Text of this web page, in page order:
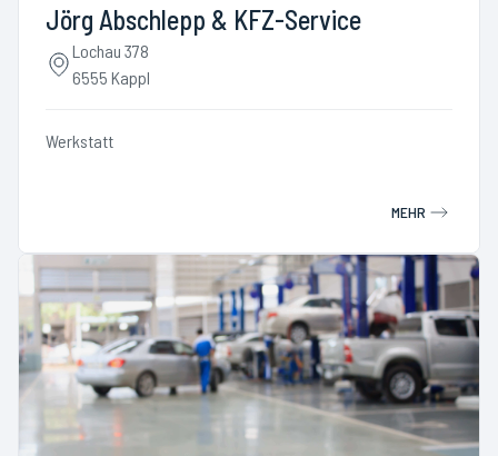
Jörg Abschlepp & KFZ-Service
Lochau 378
6555 Kappl
Werkstatt
MEHR